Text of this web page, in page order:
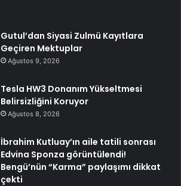
Gutul’dan Siyasi Zulmü Kayıtlara
Geçiren Mektuplar
Ağustos 9, 2026
Tesla HW3 Donanım Yükseltmesi
Belirsizliğini Koruyor
Ağustos 8, 2026
İbrahim Kutluay’ın aile tatili sonrası
Edvina Sponza görüntülendi!
Bengü’nün “Karma” paylaşımı dikkat
çekti